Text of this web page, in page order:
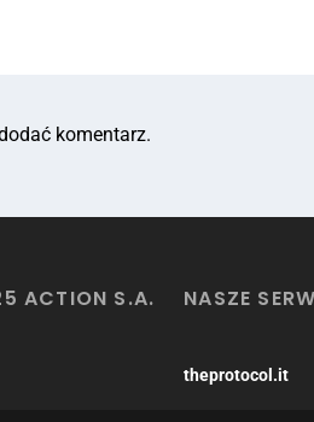
komentarz.
ACTION S.A. NASZE
theprotocol.it